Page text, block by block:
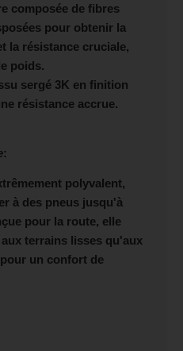
composée de fibres
pour obtenir la
la résistance cruciale,
poids.
sergé 3K en finition
résistance accrue.
:
polyvalent,
à des pneus jusqu'à
pour la route, elle
terrains lisses qu'aux
un confort de